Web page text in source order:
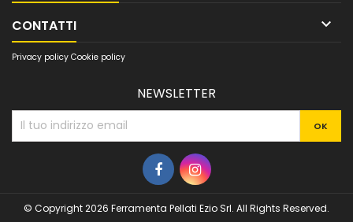
CONTATTI 
Privacy policy Cookie policy
NEWSLETTER
© Copyright 2026 Ferramenta Pellati Ezio Srl. All Rights Reserved.